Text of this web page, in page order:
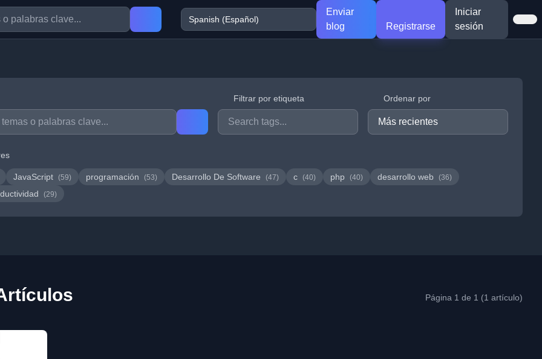
Enviar
blog
Registrarse
Iniciar
sesión
Filtrar por etiqueta Ordenar por
JavaScript (59) programación (53) Desarrollo De Software (47) c (40) php (40) desarrollo web (36)
(29)
Página 1 de 1 (1 artículo)